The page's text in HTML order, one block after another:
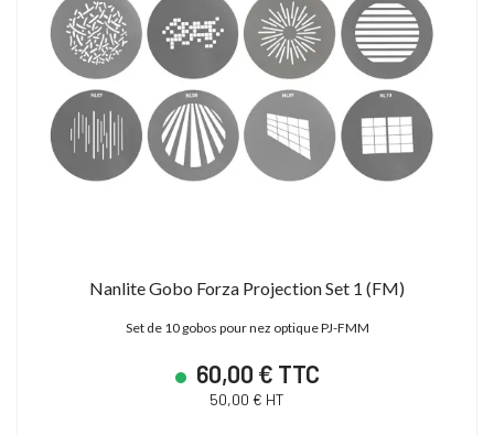
Nanlite Gobo Forza Projection Set 1 (FM)
Set de 10 gobos pour nez optique PJ-FMM
60,00 € TTC
50,00 € HT